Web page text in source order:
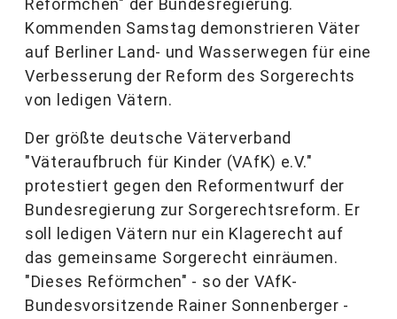
Reförmchen" der Bundesregierung.
Kommenden Samstag demonstrieren Väter
auf Berliner Land- und Wasserwegen für eine
Verbesserung der Reform des Sorgerechts
von ledigen Vätern.
Der größte deutsche Väterverband
"Väteraufbruch für Kinder (VAfK) e.V."
protestiert gegen den Reformentwurf der
Bundesregierung zur Sorgerechtsreform. Er
soll ledigen Vätern nur ein Klagerecht auf
das gemeinsame Sorgerecht einräumen.
"Dieses Reförmchen" - so der VAfK-
Bundesvorsitzende Rainer Sonnenberger -